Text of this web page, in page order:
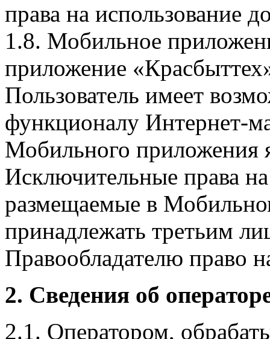
права на использование
1.8. Мобильное
приложение
Пользователь имеет
функционалу Интернет-
Мобильного приложения
Исключительные права
размещаемые в
принадлежать третьим
Правообладателю право
2. Сведения об
2.1. Оператором,